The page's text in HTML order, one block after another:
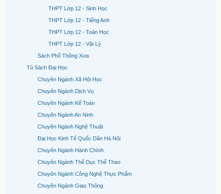
THPT Lớp 12 - Sinh Học
THPT Lớp 12 - Tiếng Anh
THPT Lớp 12 - Toán Học
THPT Lớp 12 - Vật Lý
Sách Phổ Thông Xưa
Tủ Sách Đại Học
Chuyên Ngành Xã Hội Học
Chuyên Ngành Dịch Vụ
Chuyên Ngành Kế Toán
Chuyên Ngành An Ninh
Chuyên Ngành Nghệ Thuật
Đại Học Kinh Tế Quốc Dân Hà Nội
Chuyên Ngành Hành Chính
Chuyên Ngành Thể Dục Thể Thao
Chuyên Ngành Công Nghệ Thực Phẩm
Chuyên Ngành Giao Thông